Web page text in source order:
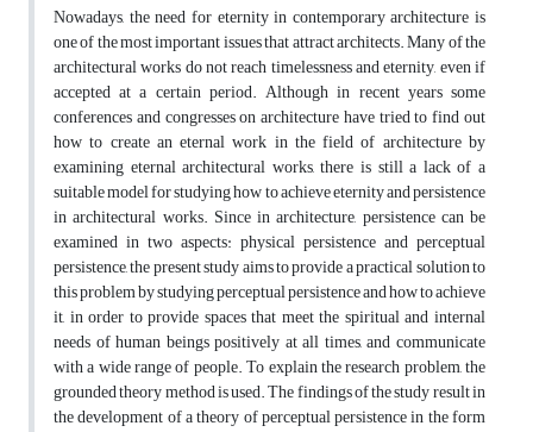
Nowadays, the need for eternity in contemporary architecture is
one of the most important issues that attract architects. Many of the
architectural works do not reach timelessness and eternity, even if
accepted at a certain period. Although in recent years some
conferences and congresses on architecture have tried to find out
how to create an eternal work in the field of architecture by
examining eternal architectural works, there is still a lack of a
suitable model for studying how to achieve eternity and persistence
in architectural works. Since in architecture, persistence can be
examined in two aspects: physical persistence and perceptual
persistence, the present study aims to provide a practical solution to
this problem by studying perceptual persistence and how to achieve
it, in order to provide spaces that meet the spiritual and internal
needs of human beings positively at all times, and communicate
with a wide range of people. To explain the research problem, the
grounded theory method is used. The findings of the study result in
the development of a theory of perceptual persistence in the form